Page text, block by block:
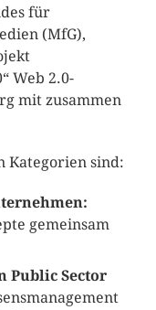
für
(MfG),
Web 2.0-
mit zusammen
Kategorien sind:
gemeinsam
Public Sector